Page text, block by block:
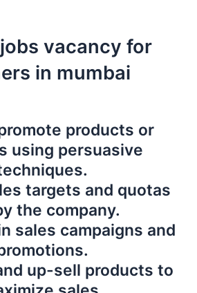
vacancy for
in mumbai
products or
using persuasive
targets and quotas
the company.
sales campaigns and
up-sell products to